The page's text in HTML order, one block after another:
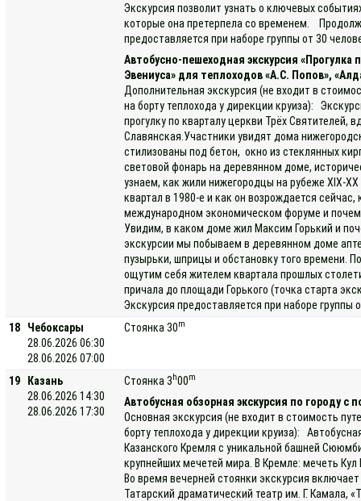
Экскурсия позволит узнать о ключевых
которые она претерпела со временем.
предоставляется при наборе группы от 30
Автобусно-пешеходная экскурсия
Эвениуса» для теплоходов «А.С. Попов»,
Дополнительная экскурсия (не входит в
на борту теплохода у дирекции круиза):
прогулку по кварталу церкви Трёх Святителей,
Славянская.Участники увидят дома
стилизованы под бетон, окно из стеклянных
световой фонарь на деревянном доме,
узнаем, как жили нижегородцы на рубеже XIX-
квартал в 1980-е и как он возрождается
международном экономическом форуме и
Увидим, в каком доме жил Максим Горький и
экскурсии мы побываем в деревянном доме
пузырьки, шприцы и обстановку того времени.
ощутим себя жителем квартала прошлых
причала до площади Горького (точка старта
Экскурсия предоставляется при наборе группы
18
Чебоксары
28.06.2026 06:30
28.06.2026 07:00
Стоянка 30m
19
Казань
28.06.2026 14:30
28.06.2026 17:30
Стоянка 3 h00m
Автобусная обзорная экскурсия по городу с
Основная экскурсия (не входит в стоимость
борту теплохода у дирекции круиза):
Казанского Кремля с уникальной башней
крупнейших мечетей мира. В Кремле: мечеть
Во время вечерней стоянки экскурсия
Татарский драматический театр им. Г. Камала,